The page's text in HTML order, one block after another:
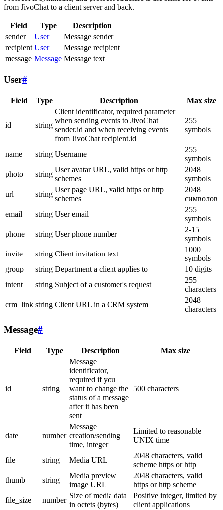
from JivoChat to a client server and back.
Field Type
Description
sender
User
Message sender
recipient User
Message recipient
message Message Message text
User#
Field Type Description Max size
id string
Client identificator, required parameter
when sending events to JivoChat
sender.id and when receiving events
from JivoChat recipient.id
255
symbols
name string Username
255
symbols
photo
string
User avatar URL, valid https or http
schemes
2048
symbols
url
string
User page URL, valid https or http
schemes
2048
символов
email
string User email
255
symbols
phone
string User phone number
2-15
symbols
invite
string Client invitation text
1000
symbols
group
string Department a client applies to
10 digits
intent
string Subject of a customer's request
255
characters
crm_link string Client URL in a CRM system
2048
characters
Message#
Field Type Description Max size
id string
Message
identificator,
required if you
want to change the
status of a message
after it has been
sent
500 characters
date number
Message
creation/sending
time, integer
Limited to reasonable
UNIX time
file string Media URL
2048 characters, valid
scheme https or http
thumb
string
Media preview
image URL
2048 characters, valid
https or http scheme
file_size
number
Size of media data
in octets (bytes)
Positive integer, limited by
client applications